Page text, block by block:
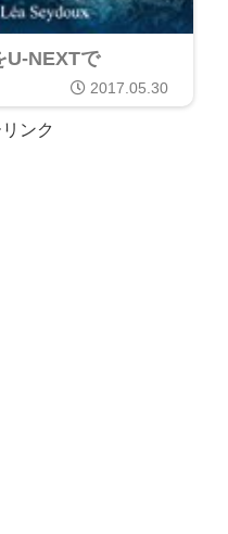
U-NEXTで
2017.05.30
ンク